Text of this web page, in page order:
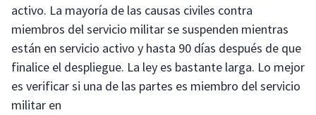
activo. La mayoría de las causas civiles contra
miembros del servicio militar se suspenden mientras
están en servicio activo y hasta 90 días después de que
finalice el despliegue. La ley es bastante larga. Lo mejor
es verificar si una de las partes es miembro del servicio
militar en